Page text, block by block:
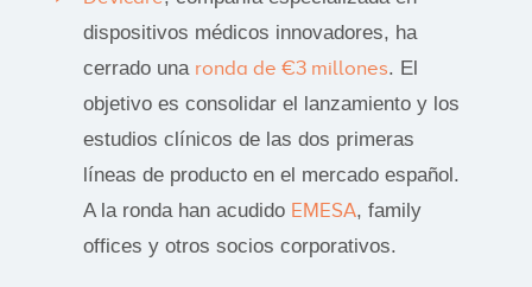
dispositivos médicos innovadores, ha
cerrado una ronda de €3 millones. El
objetivo es consolidar el lanzamiento y los
estudios clínicos de las dos primeras
líneas de producto en el mercado español.
A la ronda han acudido EMESA, family
offices y otros socios corporativos.